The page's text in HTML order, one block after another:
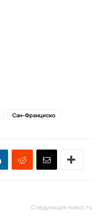
Сан-Франциско
Следующая новость